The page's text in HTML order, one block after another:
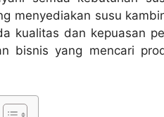
menyediakan susu
kualitas dan kepuasan
bisnis yang mencari